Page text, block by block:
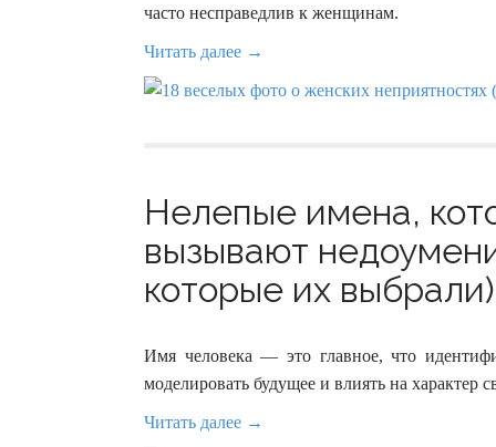
часто несправедлив к женщинам.
Читать далее →
Нелепые имена,
вызывают
которые их
Имя человека — это главное, что
моделировать будущее и влиять на характер
Читать далее →